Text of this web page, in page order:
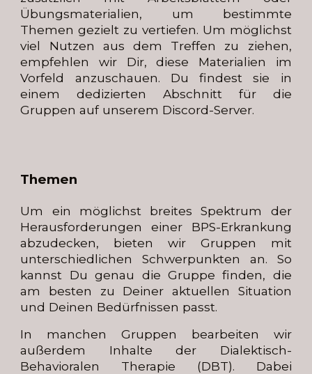
Übungsmaterialien, um bestimmte
Themen gezielt zu vertiefen. Um möglichst
viel Nutzen aus dem Treffen zu ziehen,
empfehlen wir Dir, diese Materialien im
Vorfeld anzuschauen. Du findest sie in
einem dedizierten Abschnitt für die
Gruppen auf unserem Discord-Server.
Themen
Um ein möglichst breites Spektrum der
Herausforderungen einer BPS-Erkrankung
abzudecken, bieten wir Gruppen mit
unterschiedlichen Schwerpunkten an. So
kannst Du genau die Gruppe finden, die
am besten zu Deiner aktuellen Situation
und Deinen Bedürfnissen passt.
In manchen Gruppen bearbeiten wir
außerdem Inhalte der Dialektisch-
Behavioralen Therapie (DBT). Dabei